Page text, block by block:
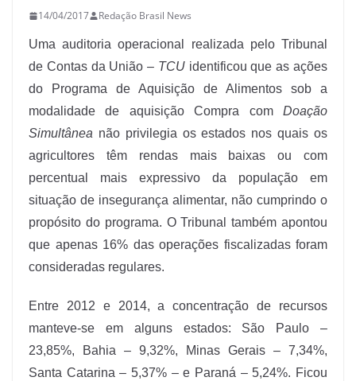
14/04/2017 Redação Brasil News
Uma auditoria operacional realizada pelo Tribunal
de Contas da União – TCUidentificou que as ações
do Programa de Aquisição de Alimentos sob a
modalidade de aquisição Compra com Doação
Simultânea não privilegia os estados nos quais os
agricultores têm rendas mais baixas ou com
percentual mais expressivo da população em
situação de insegurança alimentar, não cumprindo o
propósito do programa. O Tribunal também apontou
que apenas 16% das operações fiscalizadas foram
consideradas regulares.
Entre 2012 e 2014, a concentração de recursos
manteve-se em alguns estados: São Paulo –
23,85%, Bahia – 9,32%, Minas Gerais – 7,34%,
Santa Catarina – 5,37% – e Paraná – 5,24%. Ficou